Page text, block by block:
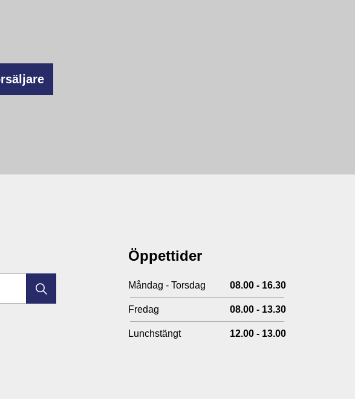
Öppettider
Måndag - Torsdag 08.00 - 16.30
Fredag 08.00 - 13.30
Lunchstängt 12.00 - 13.00